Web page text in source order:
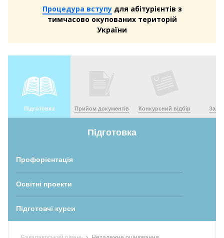
Процедура вступудля абітурієнтів з
тимчасово окупованих територій
України
Підготовка Прийом документів Конкурсний відбір
Підготовка
Профорієнтація
Освітні проекти
Підготовчі курси